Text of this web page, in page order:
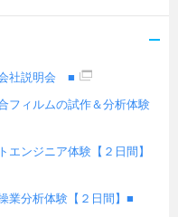
社説明会 ■
フィルムの試作＆分析体験
ンジニア体験【２日間】
業分析体験【２日間】■